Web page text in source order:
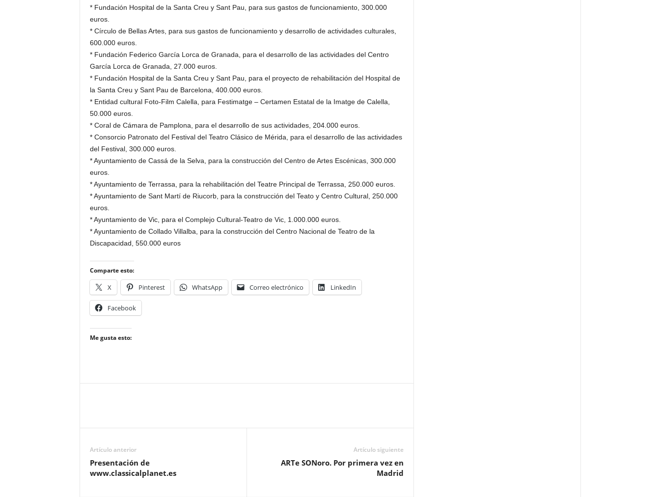
* Fundación Hospital de la Santa Creu y Sant Pau, para sus gastos de funcionamiento, 300.000
euros.
* Círculo de Bellas Artes, para sus gastos de funcionamiento y desarrollo de actividades culturales,
600.000 euros.
* Fundación Federico García Lorca de Granada, para el desarrollo de las actividades del Centro
García Lorca de Granada, 27.000 euros.
* Fundación Hospital de la Santa Creu y Sant Pau, para el proyecto de rehabilitación del Hospital de
la Santa Creu y Sant Pau de Barcelona, 400.000 euros.
* Entidad cultural Foto-Film Calella, para Festimatge – Certamen Estatal de la Imatge de Calella,
50.000 euros.
* Coral de Cámara de Pamplona, para el desarrollo de sus actividades, 204.000 euros.
* Consorcio Patronato del Festival del Teatro Clásico de Mérida, para el desarrollo de las actividades
del Festival, 300.000 euros.
* Ayuntamiento de Cassá de la Selva, para la construcción del Centro de Artes Escénicas, 300.000
euros.
* Ayuntamiento de Terrassa, para la rehabilitación del Teatre Principal de Terrassa, 250.000 euros.
* Ayuntamiento de Sant Martí de Riucorb, para la construcción del Teato y Centro Cultural, 250.000
euros.
* Ayuntamiento de Vic, para el Complejo Cultural-Teatro de Vic, 1.000.000 euros.
* Ayuntamiento de Collado Villalba, para la construcción del Centro Nacional de Teatro de la
Discapacidad, 550.000 euros
Comparte esto:
X Pinterest WhatsApp Correo electrónico LinkedIn
Facebook
Me gusta esto:
Artículo anterior
Presentación de
www.classicalplanet.es
Artículo siguiente
ARTe SONoro. Por primera vez en
Madrid